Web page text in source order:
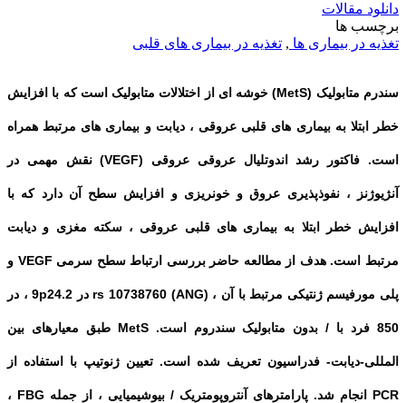
دانلود مقالات
برچسب ها
تغذیه در بیماری ها , تغذیه در بیماری های قلبی
سندرم متابولیک (MetS) خوشه ای از اختلالات متابولیک است که با افزایش
خطر ابتلا به بیماری های قلبی عروقی ، دیابت و بیماری های مرتبط همراه
است. فاکتور رشد اندوتلیال عروقی عروقی (VEGF) نقش مهمی در
آنژیوژنز ، نفوذپذیری عروق و خونریزی و افزایش سطح آن دارد که با
افزایش خطر ابتلا به بیماری های قلبی عروقی ، سکته مغزی و دیابت
مرتبط است. هدف از مطالعه حاضر بررسی ارتباط سطح سرمی VEGF و
پلی مورفیسم ژنتیکی مرتبط با آن ، rs 10738760 (ANG) در 9p24.2 ، در
850 فرد با / بدون متابولیک سندروم است. MetS طبق معیارهای بین
المللی-دیابت- فدراسیون تعریف شده است. تعیین ژنوتیپ با استفاده از
PCR انجام شد. پارامترهای آنتروپومتریک / بیوشیمیایی ، از جمله FBG ،